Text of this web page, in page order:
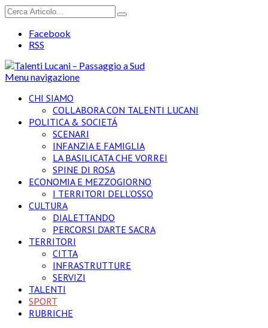
Facebook
RSS
Menu navigazione
CHI SIAMO
COLLABORA CON TALENTI LUCANI
POLITICA & SOCIETÁ
SCENARI
INFANZIA E FAMIGLIA
LA BASILICATA CHE VORREI
SPINE DI ROSA
ECONOMIA E MEZZOGIORNO
I TERRITORI DELL’OSSO
CULTURA
DIALETTANDO
PERCORSI D’ARTE SACRA
TERRITORI
CITTA
INFRASTRUTTURE
SERVIZI
TALENTI
SPORT
RUBRICHE